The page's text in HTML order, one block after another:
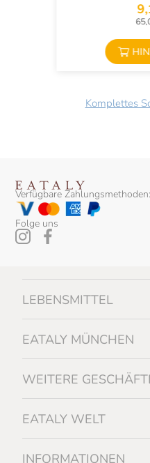
Komplettes
Verfügbare Zahlungsmethoden:
Folge uns
LEBENSMITTEL
EATALY MÜNCHEN
WEITERE
EATALY WELT
INFORMATIONEN